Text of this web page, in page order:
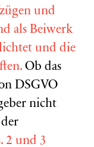
und
als Beiwerk
und die
Ob das
DSGVO
nicht
2 und 3